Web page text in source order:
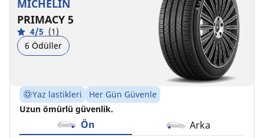
MICHELIN
PRIMACY 5
4/5 (1)
6 Ödüller
Yaz lastikleri
Her Gün Güvenle
Uzun ömürlü güvenlik.
Ön Arka